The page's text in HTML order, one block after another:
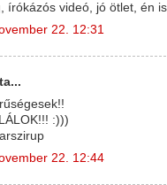
írókázós videó, jó ötlet, én
22. 12:31
:)))
22. 12:44